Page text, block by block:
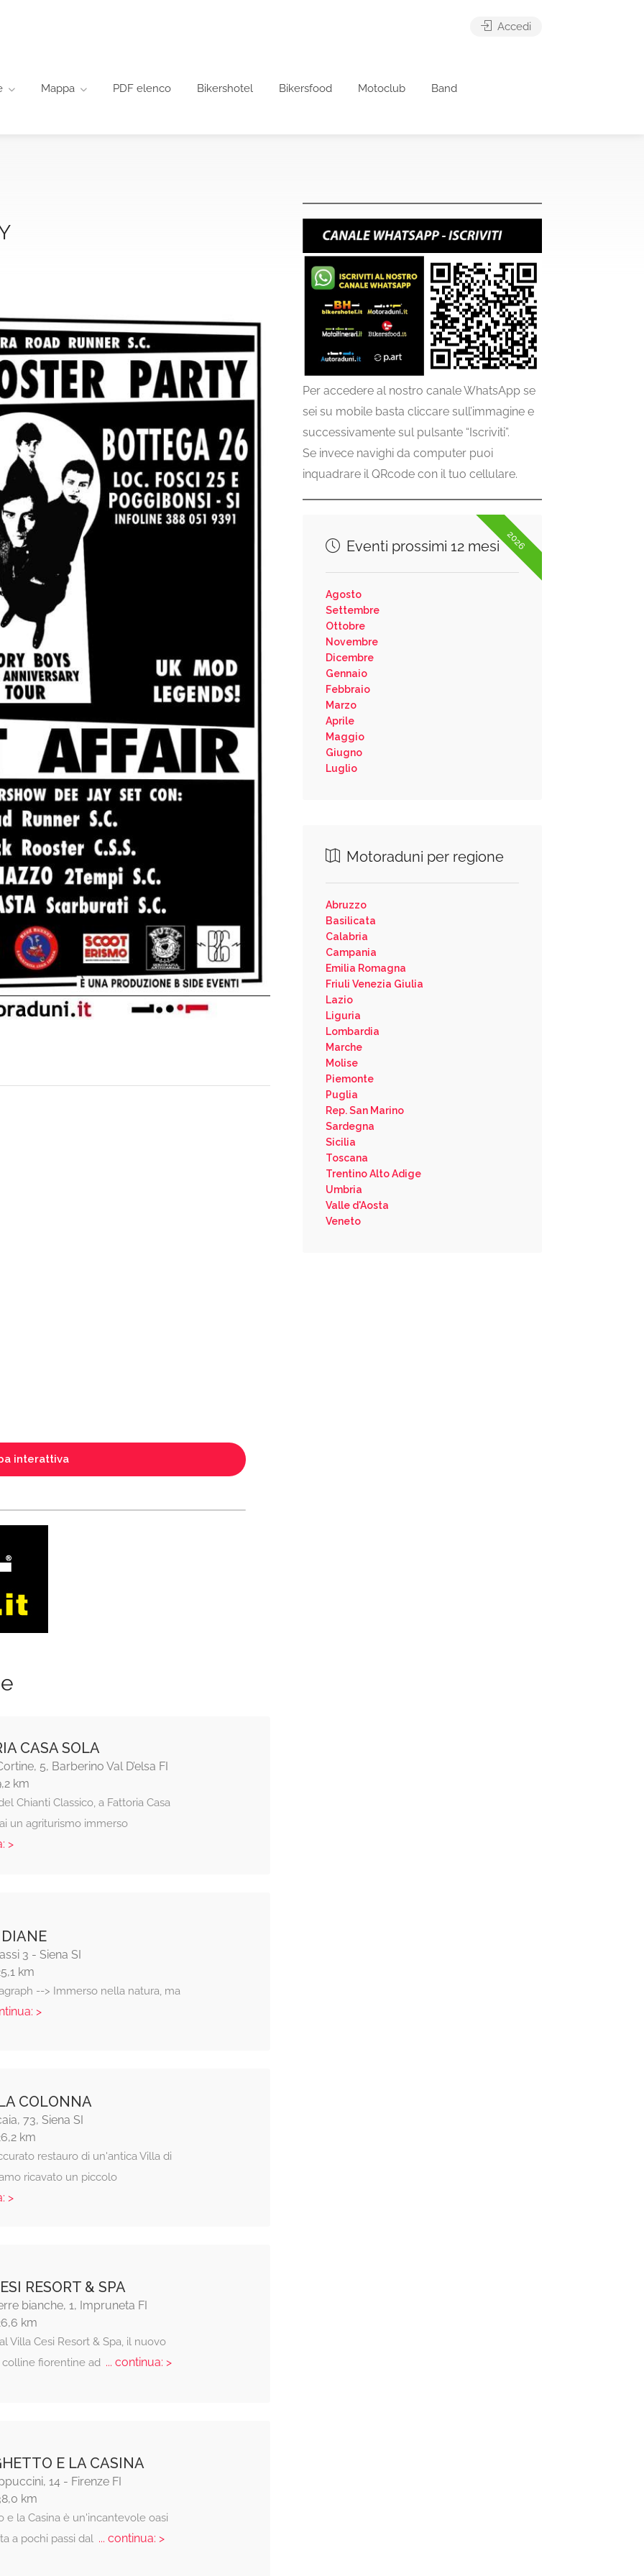
Mappa PDF elenco Bikershotel Bikersfood Motoclub Band
Accedi
interattiva
CASA SOLA
5, Barberino Val D’elsa FI
km
Chianti Classico, a Fattoria Casa
un agriturismo immerso
>
3 - Siena SI
km
--> Immerso nella natura, ma
>
COLONNA
73, Siena SI
km
restauro di un'antica Villa di
ricavato un piccolo
>
RESORT & SPA
bianche, 1, Impruneta FI
km
Villa Cesi Resort & Spa, il nuovo
fiorentine ad... continua: >
E LA CASINA
14 - Firenze FI
km
e la Casina è un'incantevole oasi
a pochi passi dal... continua: >
Per accedere al nostro canale WhatsApp se
sei su mobile basta cliccare sull’immagine e
successivamente sul pulsante “Iscriviti”.
Se invece navighi da computer puoi
inquadrare il QRcode con il tuo cellulare.
2026
Eventi prossimi 12 mesi
Agosto
Settembre
Ottobre
Novembre
Dicembre
Gennaio
Febbraio
Marzo
Aprile
Maggio
Giugno
Luglio
Motoraduni per regione
Abruzzo
Basilicata
Calabria
Campania
Emilia Romagna
Friuli Venezia Giulia
Lazio
Liguria
Lombardia
Marche
Molise
Piemonte
Puglia
Rep. San Marino
Sardegna
Sicilia
Toscana
Trentino Alto Adige
Umbria
Valle d'Aosta
Veneto